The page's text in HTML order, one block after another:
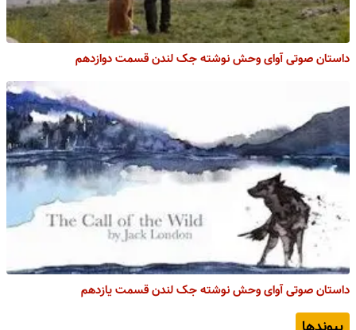
داستان صوتی آوای وحش نوشته جک لندن قسمت دوازدهم
داستان صوتی آوای وحش نوشته جک لندن قسمت یازدهم